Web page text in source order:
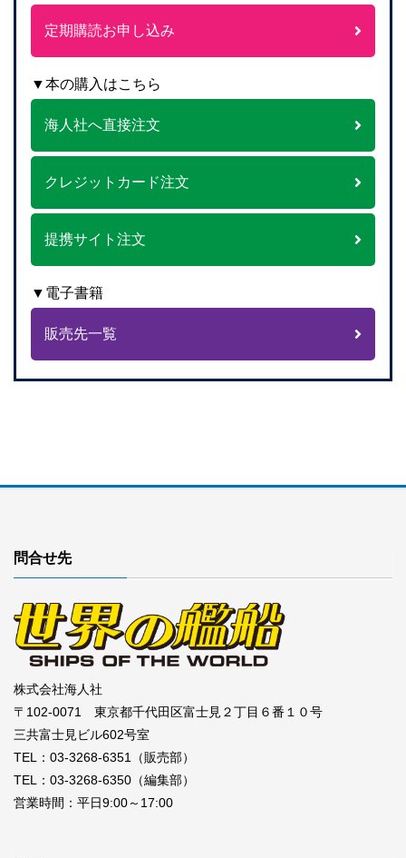
定期購読お申し込み
▼本の購入はこちら
海人社へ直接注文
クレジットカード注文
提携サイト注文
▼電子書籍
販売先一覧
問合せ先
株式会社海人社
〒102-0071 東京都千代田区富士見２丁目６番１０号
三共富士見ビル602号室
TEL：03-3268-6351（販売部）
TEL：03-3268-6350（編集部）
営業時間：平日9:00～17:00